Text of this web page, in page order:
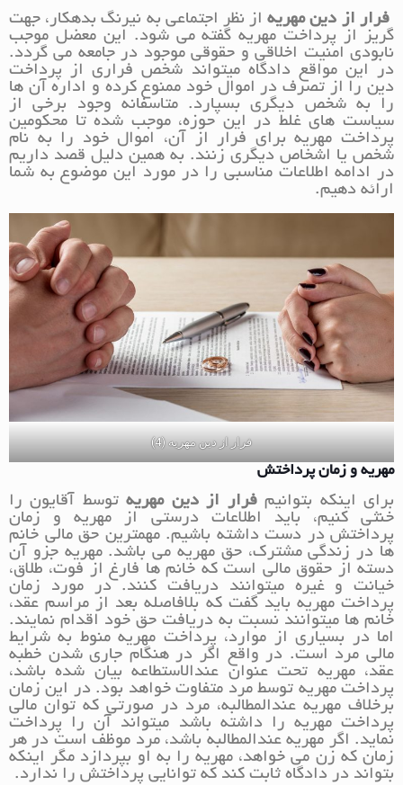
فرار از دین مهریهاز نظر اجتماعی به نیرنگ بدهکار، جهت
گریز از پرداخت مهریه گفته می شود. این معضل موجب
نابودی امنیت اخلاقی و حقوقی موجود در جامعه می گردد.
در این مواقع دادگاه میتواند شخص فراری از پرداخت
دین را از تصرف در اموال خود ممنوع کرده و اداره آن ها
را به شخص دیگری بسپارد. متاسفانه وجود برخی از
سیاست های غلط در این حوزه، موجب شده تا محکومین
پرداخت مهریه برای فرار از آن، اموال خود را به نام
شخص یا اشخاص دیگری زنند. به همین دلیل قصد داریم
در ادامه اطلاعات مناسبی را در مورد این موضوع به شما
ارائه دهیم.
فرار از دین مهریه (4)
مهریه و زمان پرداختش
برای اینکه بتوانیمفرار از دین مهریهتوسط آقایون را
خنثی کنیم، باید اطلاعات درستی از مهریه و زمان
پرداختش در دست داشته باشیم. مهمترین حق مالی خانم
ها در زندگی مشترک، حق مهریه می باشد. مهریه جزو آن
دسته از حقوق مالی است که خانم ها فارغ از فوت، طلاق،
خیانت و غیره میتوانند دریافت کنند. در مورد زمان
پرداخت مهریه باید گفت که بلافاصله بعد از مراسم عقد،
خانم ها میتوانند نسبت به دریافت حق خود اقدام نمایند.
اما در بسیاری از موارد، پرداخت مهریه منوط به شرایط
مالی مرد است. در واقع اگر در هنگام جاری شدن خطبه
عقد، مهریه تحت عنوان عندالاستطاعه بیان شده باشد،
پرداخت مهریه توسط مرد متفاوت خواهد بود. در این زمان
برخلاف مهریه عندالمطالبه، مرد در صورتی که توان مالی
پرداخت مهریه را داشته باشد میتواند آن را پرداخت
نماید. اگر مهریه عندالمطالبه باشد، مرد موظف است در هر
زمان که زن می خواهد، مهریه را به او بپردازد مگر اینکه
بتواند در دادگاه ثابت کند که توانایی پرداختش را ندارد.